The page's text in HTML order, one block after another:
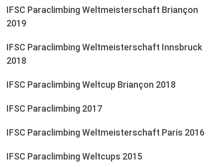
IFSC Paraclimbing Weltmeisterschaft Briançon
2019
IFSC Paraclimbing Weltmeisterschaft Innsbruck
2018
IFSC Paraclimbing Weltcup Briançon 2018
IFSC Paraclimbing 2017
IFSC Paraclimbing Weltmeisterschaft Paris 2016
IFSC Paraclimbing Weltcups 2015